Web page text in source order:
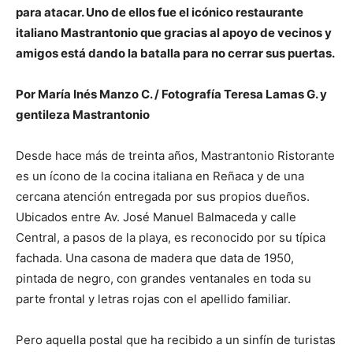
para atacar. Uno de ellos fue el icónico restaurante
italiano Mastrantonio que gracias al apoyo de vecinos y
amigos está dando la batalla para no cerrar sus puertas.
Por María Inés Manzo C. / Fotografía Teresa Lamas G. y
gentileza Mastrantonio
Desde hace más de treinta años, Mastrantonio Ristorante
es un ícono de la cocina italiana en Reñaca y de una
cercana atención entregada por sus propios dueños.
Ubicados entre Av. José Manuel Balmaceda y calle
Central, a pasos de la playa, es reconocido por su típica
fachada. Una casona de madera que data de 1950,
pintada de negro, con grandes ventanales en toda su
parte frontal y letras rojas con el apellido familiar.
Pero aquella postal que ha recibido a un sinfín de turistas